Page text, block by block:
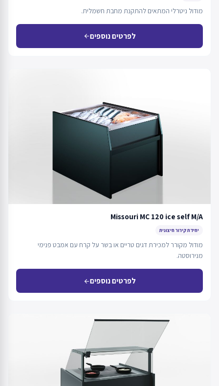
מודול ניטרלי המתאים להתקנת מחבת חשמלית.
לפרטים נוספיםarrow_back
Missouri MC 120 ice self M/A
יחידת קירור חיצונית
מודול מקורר למכירת דגים טריים או בשר על קרח עם אמבט פנימי
מנירוסטה.
לפרטים נוספיםarrow_back